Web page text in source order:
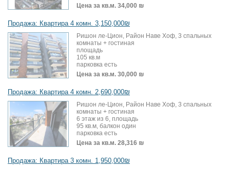
Цена за кв.м. 34,000 ₪
Продажа: Квартира 4 комн. 3,150,000₪
Ришон ле-Цион, Район Наве Хоф, 3 спальных
комнаты + гостиная
площадь
105 кв.м
парковка есть
Цена за кв.м. 30,000 ₪
Продажа: Квартира 4 комн. 2,690,000₪
Ришон ле-Цион, Район Наве Хоф, 3 спальных
комнаты + гостиная
6 этаж из 6, площадь
95 кв.м, балкон один
парковка есть
Цена за кв.м. 28,316 ₪
Продажа: Квартира 3 комн. 1,950,000₪